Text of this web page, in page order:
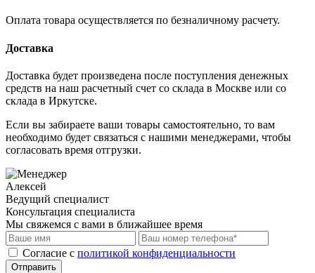
Оплата товара осуществляется по безналичному расчету.
Доставка
Доставка будет произведена после поступления денежных
средств на наш расчетный счет со склада в Москве или со
склада в Иркутске.
Если вы забираете ваши товары самостоятельно, то вам
необходимо будет связаться с нашими менеджерами, чтобы
согласовать время отгрузки.
Алексей
Ведущий специалист
Консультация специалиста
Мы свяжемся с вами в ближайшее время
Cогласие с политикой конфиденциальности
Отправить